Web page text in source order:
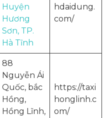
Huyện
Hương
Sơn, TP.
Hà Tĩnh
hdaidung.
com/
88
Nguyễn Ái
Quốc, bắc
Hồng,
Hồng Lĩnh,
https://taxi
honglinh.c
om/